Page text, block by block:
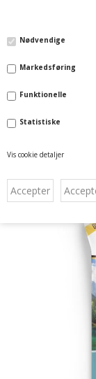
Nødvendige
Markedsføring
Funktionelle
Statistiske
Vis cookie detaljer
Forside»Kategorier